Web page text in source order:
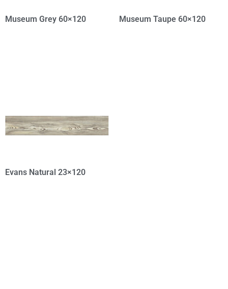
Museum Grey 60×120 Museum Taupe 60×120
Evans Natural 23×120